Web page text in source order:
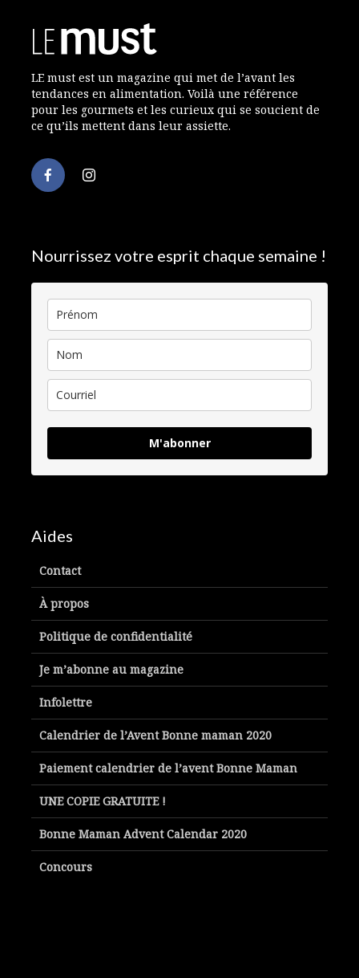
LE must est un magazine qui met de l’avant les
tendances en alimentation. Voilà une référence
pour les gourmets et les curieux qui se soucient de
ce qu’ils mettent dans leur assiette.
Nourrissez votre esprit chaque semaine !
M'abonner
Aides
Contact
À propos
Politique de confidentialité
Je m’abonne au magazine
Infolettre
Calendrier de l’Avent Bonne maman 2020
Paiement calendrier de l’avent Bonne Maman
UNE COPIE GRATUITE !
Bonne Maman Advent Calendar 2020
Concours